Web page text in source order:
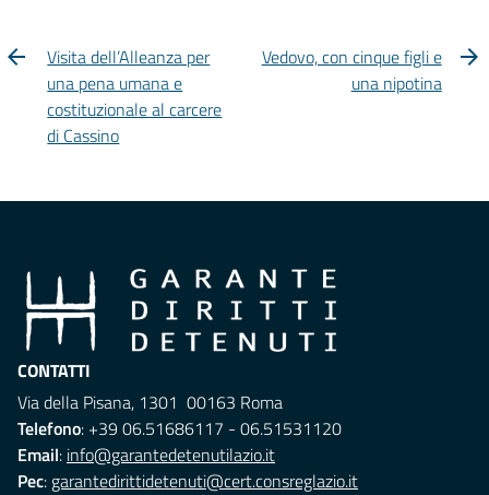
Visita dell’Alleanza per
una pena umana e
costituzionale al carcere
di Cassino
Vedovo, con cinque figli e
una nipotina
CONTATTI
Via della Pisana, 1301 00163 Roma
Telefono: +39 06.51686117 - 06.51531120
Email: info@garantedetenutilazio.it
Pec: garantedirittidetenuti@cert.consreglazio.it